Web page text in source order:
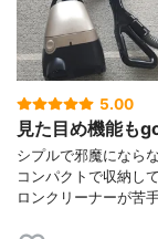
5.00
見た目め機能も
シプルで邪魔になら
コンパクトで収納し
ロンクリーナーが苦